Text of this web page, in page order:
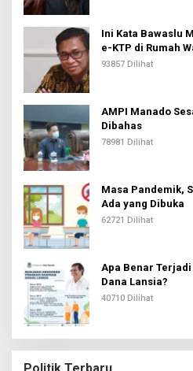
Ini Kata Bawaslu
e-KTP di Rumah
93857 Dilihat
AMPI Manado
Dibahas
78981 Dilihat
Masa Pandemik,
Ada yang Dibuka
62721 Dilihat
Apa Benar
Dana Lansia?
40710 Dilihat